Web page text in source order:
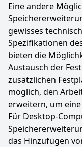
Eine andere
gewisses
Spezifikationen
bieten die
Austausch der
zusätzlichen
möglich, den
erweitern, um
Für Desktop-
das Hinzufügen